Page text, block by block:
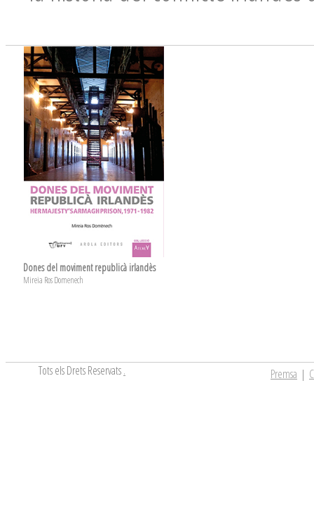
Dones del moviment republicà irlandès
Mireia Ros Domenech
Tots els Drets Reservats. Premsa |